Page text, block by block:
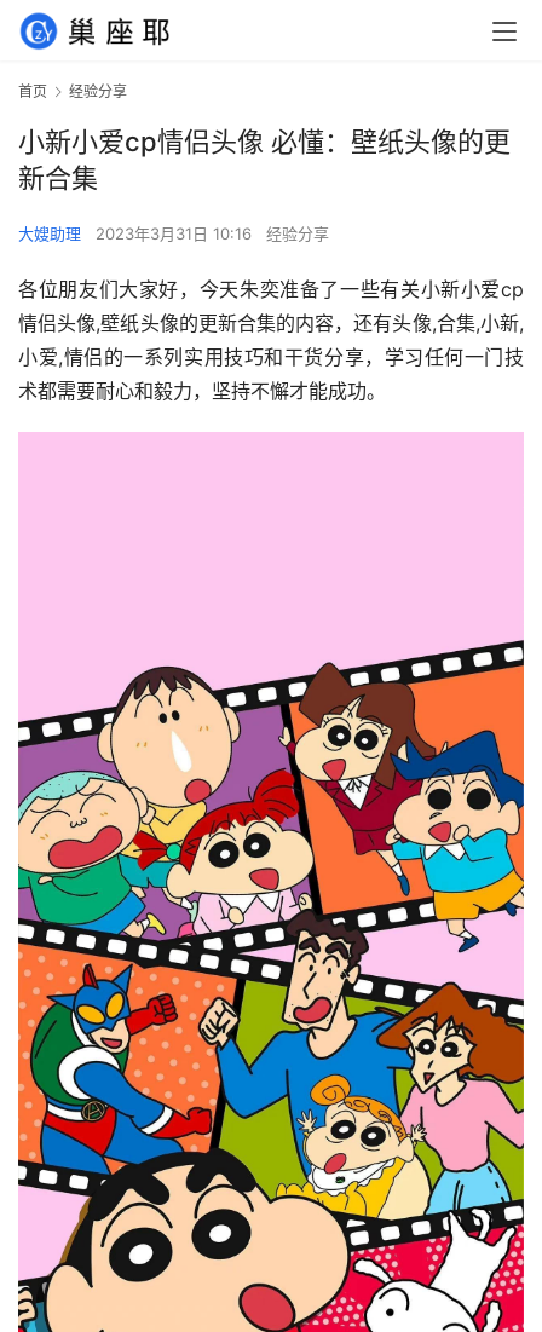
首页 经验分享
小新小爱cp情侣头像 必懂：壁纸头像的更
新合集
大嫂助理 2023年3月31日 10:16 经验分享
各位朋友们大家好，今天朱奕准备了一些有关小新小爱cp
情侣头像,壁纸头像的更新合集的内容，还有头像,合集,小新,
小爱,情侣的一系列实用技巧和干货分享，学习任何一门技
术都需要耐心和毅力，坚持不懈才能成功。